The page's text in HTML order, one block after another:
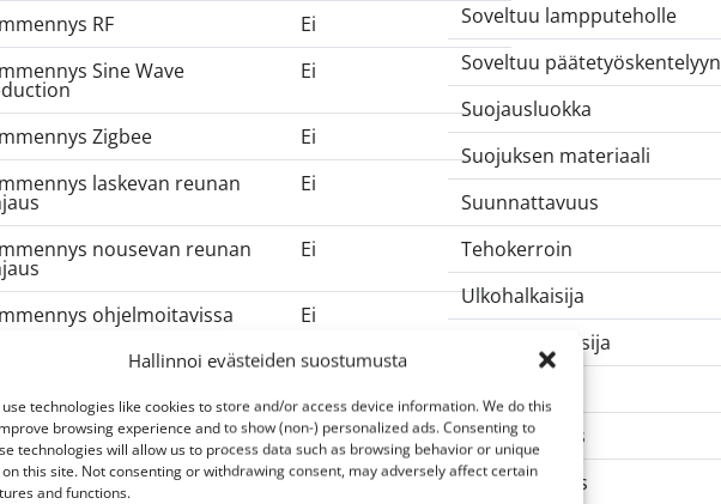
Hallinnoi evästeiden suostumusta
use technologies like cookies to store and/or access device information. We do this
browsing experience and to show (non-) personalized ads. Consenting to
technologies will allow us to process data such as browsing behavior or unique
on this site. Not consenting or withdrawing consent, may adversely affect certain
and functions.
RF
Ei
Sine Wave
Ei
Zigbee
Ei
laskevan reunan
Ei
nousevan reunan Ei
ohjelmoitavissa
Ei
potentiometri
Ei
riippuvainen
Ei
toimittajakohtainen
Ei
Soveltuu lampputeholle
Soveltuu päätetyöskentelyyn
Suojausluokka
Suojuksen materiaali
Suunnattavuus
Tehokerroin
Ulkohalkaisija
Upotushalkaisija
Upotussyvyys
Uppoasennus